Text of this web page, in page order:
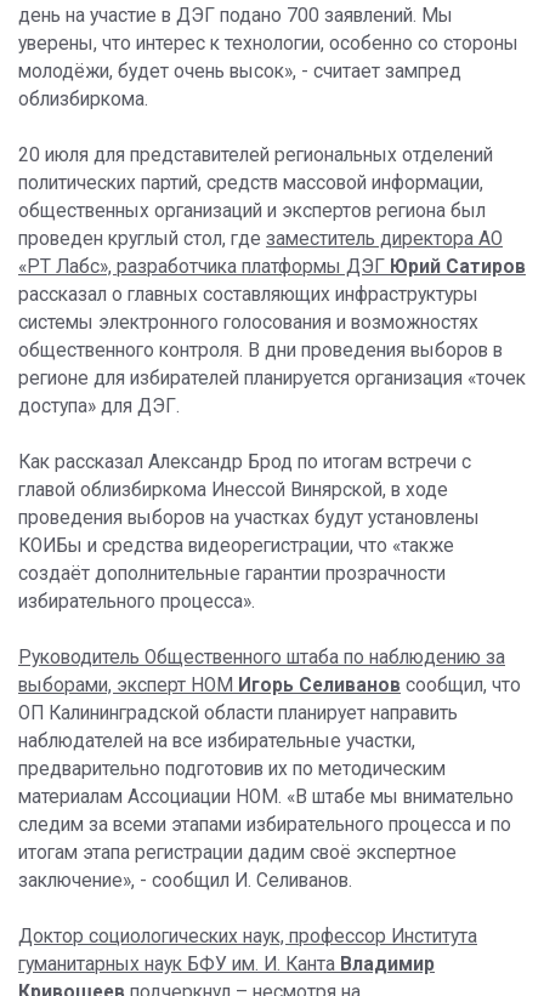
день на участие в ДЭГ подано 700 заявлений. Мы
уверены, что интерес к технологии, особенно со стороны
молодёжи, будет очень высок», - считает зампред
облизбиркома.
20 июля для представителей региональных отделений
политических партий, средств массовой информации,
общественных организаций и экспертов региона был
проведен круглый стол, где заместитель директора АО
«РТ Лабс», разработчика платформы ДЭГ Юрий Сатиров
рассказал о главных составляющих инфраструктуры
системы электронного голосования и возможностях
общественного контроля. В дни проведения выборов в
регионе для избирателей планируется организация «точек
доступа» для ДЭГ.
Как рассказал Александр Брод по итогам встречи с
главой облизбиркома Инессой Винярской, в ходе
проведения выборов на участках будут установлены
КОИБы и средства видеорегистрации, что «также
создаёт дополнительные гарантии прозрачности
избирательного процесса».
Руководитель Общественного штаба по наблюдению за
выборами, эксперт НОМ Игорь Селиванов сообщил, что
ОП Калининградской области планирует направить
наблюдателей на все избирательные участки,
предварительно подготовив их по методическим
материалам Ассоциации НОМ. «В штабе мы внимательно
следим за всеми этапами избирательного процесса и по
итогам этапа регистрации дадим своё экспертное
заключение», - сообщил И. Селиванов.
Доктор социологических наук, профессор Института
гуманитарных наук БФУ им. И. Канта Владимир